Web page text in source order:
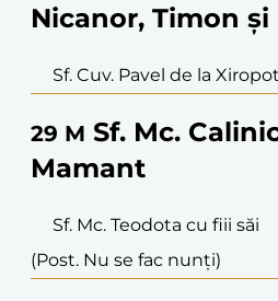
Nicanor, Timon
Sf. Cuv. Pavel de la
29 M Sf. Mc.
Mamant
Sf. Mc. Teodota cu fiii săi
(Post. Nu se fac nunți)